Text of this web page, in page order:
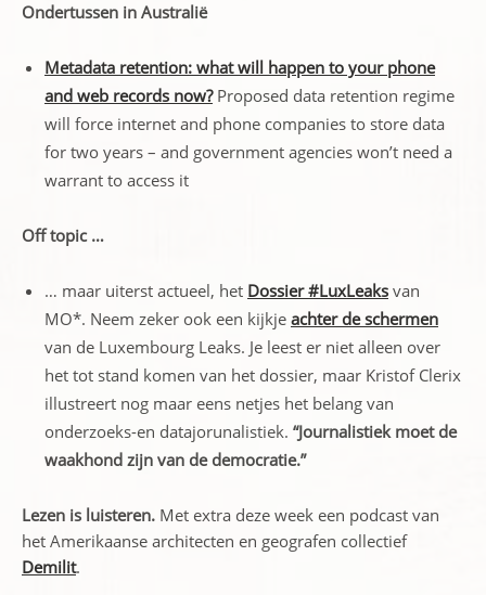
Ondertussen in Australië
Metadata retention: what will happen to your phone
and web records now?Proposed data retention regime
will force internet and phone companies to store data
for two years – and government agencies won’t need a
warrant to access it
Off topic …
… maar uiterst actueel, het Dossier #LuxLeaks van
MO*. Neem zeker ook een kijkje achter de schermen
van de Luxembourg Leaks. Je leest er niet alleen over
het tot stand komen van het dossier, maar Kristof Clerix
illustreert nog maar eens netjes het belang van
onderzoeks-en datajorunalistiek. “Journalistiek moet de
waakhond zijn van de democratie.”
Lezen is luisteren. Met extra deze week een podcast van
het Amerikaanse architecten en geografen collectief
Demilit.